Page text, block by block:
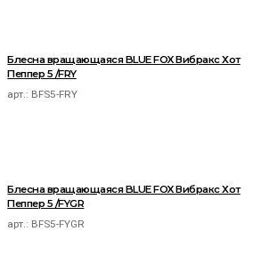
Блесна вращающаяся BLUE FOX Вибракс Хот
Пеппер 5 /FRY
арт.: BFS5-FRY
Блесна вращающаяся BLUE FOX Вибракс Хот
Пеппер 5 /FYGR
арт.: BFS5-FYGR